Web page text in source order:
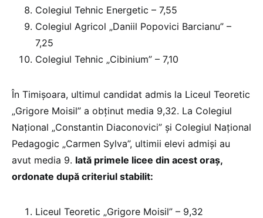
Colegiul Tehnic Energetic – 7,55
Colegiul Agricol „Daniil Popovici Barcianu” –
7,25
Colegiul Tehnic „Cibinium” – 7,10
În Timișoara, ultimul candidat admis la Liceul Teoretic
„Grigore Moisil” a obținut media 9,32. La Colegiul
Național „Constantin Diaconovici” și Colegiul Național
Pedagogic „Carmen Sylva”, ultimii elevi admiși au
avut media 9. Iată primele licee din acest oraș,
ordonate după criteriul stabilit:
Liceul Teoretic „Grigore Moisil” – 9,32